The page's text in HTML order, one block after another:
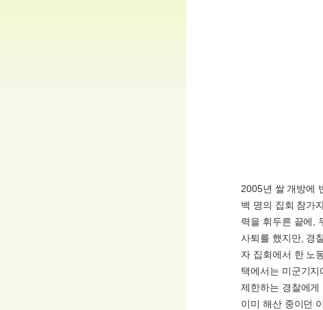
2005년 쌀 개방에
백 명의 집회 참가
력을 휘두른 끝에,
사퇴를 했지만, 경
자 집회에서 한 노
택에서는 미군기
제한하는 경찰에
이미 해산 중이던